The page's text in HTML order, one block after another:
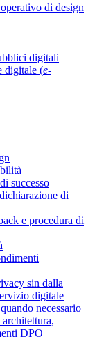
di design
digitali
digitale (e-
successo
di
e procedura di
sin dalla
digitale
necessario
DPO